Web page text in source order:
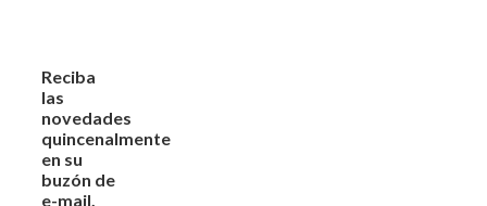
Reciba
las
novedades
quincenalmente
en su
buzón de
e-mail,